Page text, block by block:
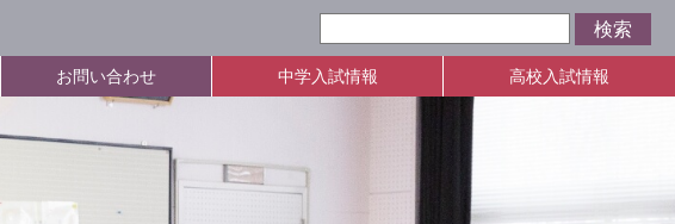
お問い合わせ 中学入試情報 高校入試情報